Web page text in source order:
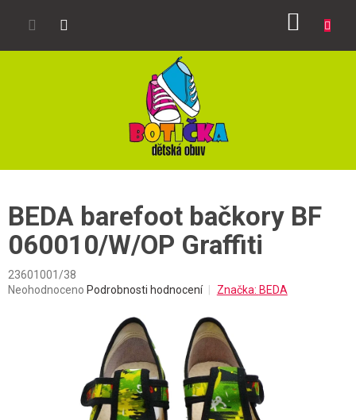
BEDA barefoot bačkory BF
060010/W/OP Graffiti
23601001/38
Průměrné
Neohodnoceno Podrobnosti hodnocení Značka: BEDA